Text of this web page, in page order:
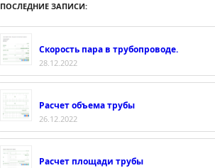
ПОСЛЕДНИЕ ЗАПИСИ:
Скорость пара в трубопроводе.
28.12.2022
Расчет объема трубы
26.12.2022
Расчет площади трубы